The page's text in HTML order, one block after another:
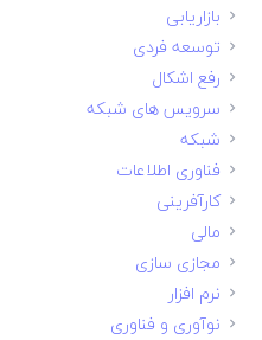
بازاریابی
توسعه فردی
رفع اشکال
سرویس های شبکه
شبکه
فناوری اطلاعات
کارآفرینی
مالی
مجازی سازی
نرم افزار
نوآوری و فناوری